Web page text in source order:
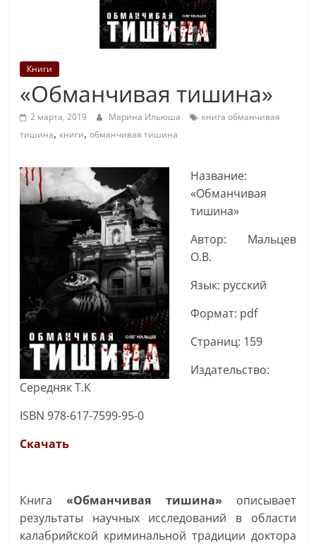
Книги
«Обманчивая тишина»
2 марта, 2019 Марина Ильюша
книга обманчивая
тишина, книги,обманчивая тишина
Название:
«Обманчивая
тишина»
Автор: Мальцев
О.В.
Язык: русский
Формат: pdf
Страниц: 159
Издательство:
Середняк Т.К
ISBN 978-617-7599-95-0
Скачать
Книга«Обманчивая тишина» описывает
результаты научных исследований в области
калабрийской криминальной традиции доктора